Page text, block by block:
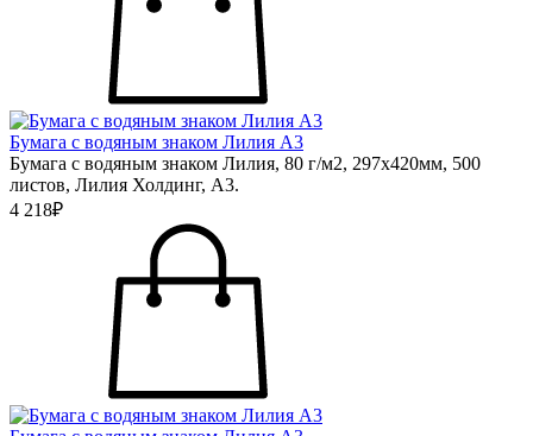
Бумага с водяным знаком Лилия А3
Бумага с водяным знаком Лилия, 80 г/м2, 297х420мм, 500
листов, Лилия Холдинг, А3.
4 218₽